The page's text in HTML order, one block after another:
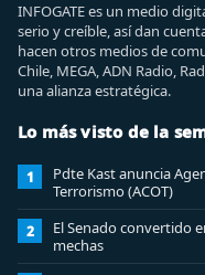
INFOGATE es un medio
serio y creíble, así dan
hacen otros medios de
Chile, MEGA, ADN Radio,
una alianza estratégica.
Lo más visto de la
1
Pdte Kast anuncia
Terrorismo (ACOT)
2
El Senado convertido
mechas